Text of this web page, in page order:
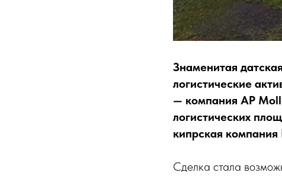
Знаменитая
логистические
— компания AP
логистических
кипрская
Сделка стала